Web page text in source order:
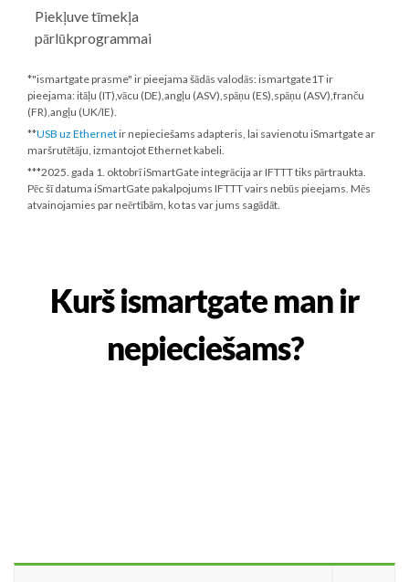
Piekļuve tīmekļa
pārlūkprogrammai
*"ismartgate prasme" ir pieejama šādās valodās: ismartgate1T ir
pieejama: itāļu (IT),vācu (DE),angļu (ASV),spāņu (ES),spāņu (ASV),franču
(FR),angļu (UK/IE).
**USB uz Ethernetir nepieciešams adapteris, lai savienotu iSmartgate ar
maršrutētāju, izmantojot Ethernet kabeli.
***2025. gada 1. oktobrīiSmartGate integrācija ar IFTTT tiks pārtraukta.
Pēc šī datuma iSmartGate pakalpojums IFTTT vairs nebūs pieejams. Mēs
atvainojamies par neērtībām, ko tas var jums sagādāt.
Kurš ismartgate man ir
nepieciešams?